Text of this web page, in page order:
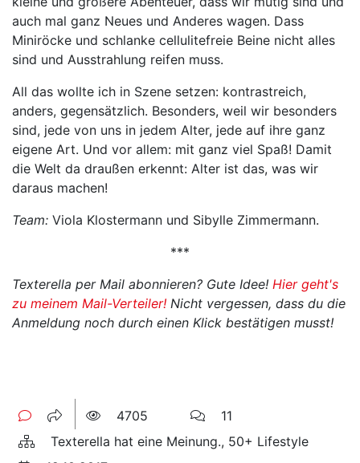
auch mal ganz Neues und Anderes wagen. Dass
Miniröcke und schlanke cellulitefreie Beine nicht alles
sind und Ausstrahlung reifen muss.
All das wollte ich in Szene setzen: kontrastreich,
anders, gegensätzlich. Besonders, weil wir besonders
sind, jede von uns in jedem Alter, jede auf ihre ganz
eigene Art. Und vor allem: mit ganz viel Spaß! Damit
die Welt da draußen erkennt: Alter ist das, was wir
daraus machen!
Team: Viola Klostermann und Sibylle Zimmermann.
***
Texterella per Mail abonnieren? Gute Idee! Hier geht's
zu meinem Mail-Verteiler! Nicht vergessen, dass du die
Anmeldung noch durch einen Klick bestätigen musst!
4705
11
Texterella hat eine Meinung., 50+ Lifestyle